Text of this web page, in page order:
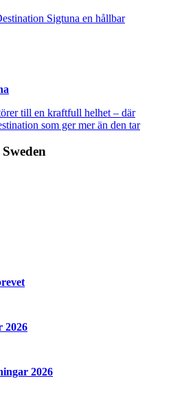
till en kraftfull helhet – där
som ger mer än den tar
2026
2026